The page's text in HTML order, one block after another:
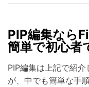
PIP編集なら
簡単で初心者
PIP編集は上記で紹
が、中でも簡単な手